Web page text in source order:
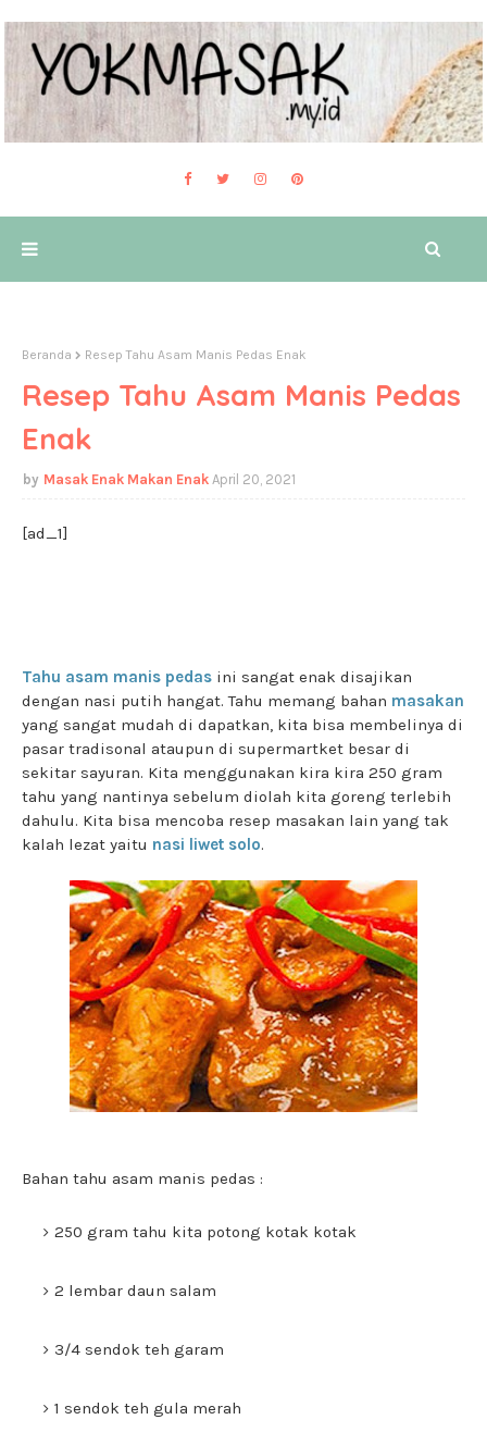
Beranda Resep Tahu Asam Manis Pedas Enak
Resep Tahu Asam Manis Pedas
Enak
Masak Enak Makan Enak April 20, 2021
[ad_1]
Tahu asam manis pedas ini sangat enak disajikan
dengan nasi putih hangat. Tahu memang bahan masakan
yang sangat mudah di dapatkan, kita bisa membelinya di
pasar tradisonal ataupun di supermartket besar di
sekitar sayuran. Kita menggunakan kira kira 250 gram
tahu yang nantinya sebelum diolah kita goreng terlebih
dahulu. Kita bisa mencoba resep masakan lain yang tak
kalah lezat yaitu nasi liwet solo.
Bahan tahu asam manis pedas :
250 gram tahu kita potong kotak kotak
2 lembar daun salam
3/4 sendok teh garam
1 sendok teh gula merah